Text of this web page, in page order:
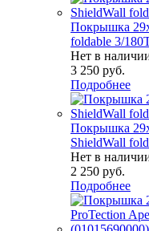
Покрышка
foldable 3/
Нет в
3 250 руб.
Подробнее
Покрышка
ShieldWall
Нет в
2 250 руб.
Подробнее